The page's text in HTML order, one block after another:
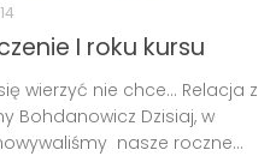
I roku kursu
wierzyć nie chce… Relacja z
Bohdanowicz Dzisiaj, w
nasze roczne...